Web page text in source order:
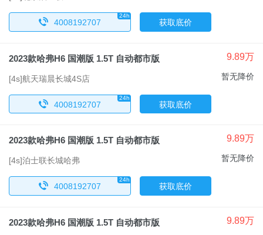
x 4008192707
24h
获取底价
9.89万
2023款哈弗H6 国潮版 1.5T 自动都市版
暂无降价
[4s]航天瑞晨长城4S店
x 4008192707
24h
获取底价
9.89万
2023款哈弗H6 国潮版 1.5T 自动都市版
暂无降价
[4s]泊士联长城哈弗
x 4008192707
24h
获取底价
9.89万
2023款哈弗H6 国潮版 1.5T 自动都市版